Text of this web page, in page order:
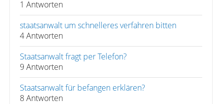
1 Antworten
staatsanwalt um schnelleres verfahren bitten
4 Antworten
Staatsanwalt fragt per Telefon?
9 Antworten
Staatsanwalt für befangen erklären?
8 Antworten